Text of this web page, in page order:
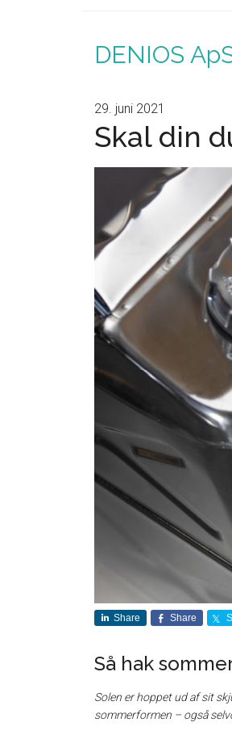
DENIOS
29. juni 2021
Skal din
Share Share
Så hak
Solen er hoppet ud af sit
sommerformen – også